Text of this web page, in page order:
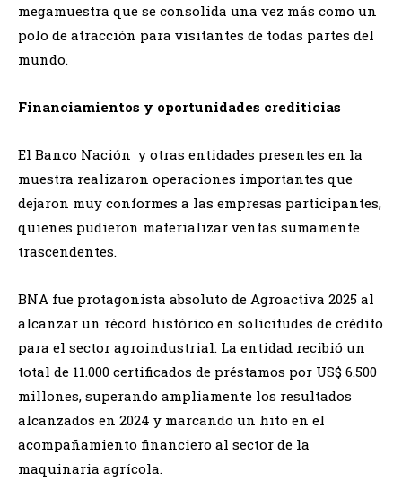
megamuestra que se consolida una vez más como un
polo de atracción para visitantes de todas partes del
mundo.
Financiamientos y oportunidades crediticias
El Banco Nación y otras entidades presentes en la
muestra realizaron operaciones importantes que
dejaron muy conformes a las empresas participantes,
quienes pudieron materializar ventas sumamente
trascendentes.
BNA fue protagonista absoluto de Agroactiva 2025 al
alcanzar un récord histórico en solicitudes de crédito
para el sector agroindustrial. La entidad recibió un
total de 11.000 certificados de préstamos por US$ 6.500
millones, superando ampliamente los resultados
alcanzados en 2024 y marcando un hito en el
acompañamiento financiero al sector de la
maquinaria agrícola.